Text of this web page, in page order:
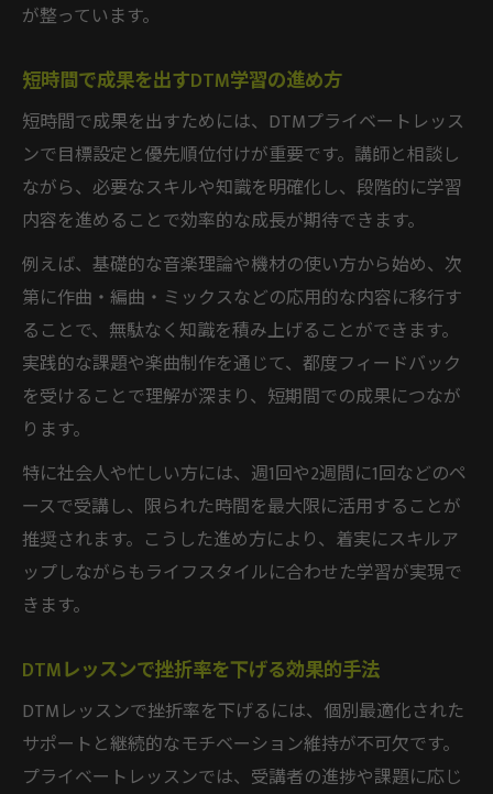
が整っています。
短時間で成果を出すDTM学習の進め方
短時間で成果を出すためには、DTMプライベートレッス
ンで目標設定と優先順位付けが重要です。講師と相談し
ながら、必要なスキルや知識を明確化し、段階的に学習
内容を進めることで効率的な成長が期待できます。
例えば、基礎的な音楽理論や機材の使い方から始め、次
第に作曲・編曲・ミックスなどの応用的な内容に移行す
ることで、無駄なく知識を積み上げることができます。
実践的な課題や楽曲制作を通じて、都度フィードバック
を受けることで理解が深まり、短期間での成果につなが
ります。
特に社会人や忙しい方には、週1回や2週間に1回などのペ
ースで受講し、限られた時間を最大限に活用することが
推奨されます。こうした進め方により、着実にスキルア
ップしながらもライフスタイルに合わせた学習が実現で
きます。
DTMレッスンで挫折率を下げる効果的手法
DTMレッスンで挫折率を下げるには、個別最適化された
サポートと継続的なモチベーション維持が不可欠です。
プライベートレッスンでは、受講者の進捗や課題に応じ